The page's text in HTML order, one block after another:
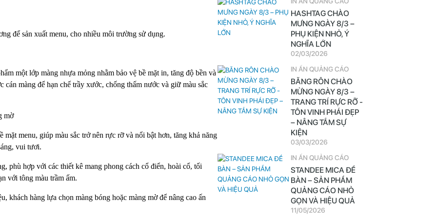
để sản xuất menu, cho nhiều môi trường sử dụng.
một lớp màng nhựa mỏng nhằm bảo vệ bề mặt in, tăng độ bền và
màng để hạn chế trầy xước, chống thấm nước và giữ màu sắc
mờ
menu, giúp màu sắc trở nên rực rỡ và nổi bật hơn, tăng khả năng
vui tươi.
hợp với các thiết kê mang phong cách cổ điển, hoài cổ, tối
với tông màu trầm ấm.
khách hàng lựa chọn màng bóng hoặc màng mờ để nâng cao ấn
HASHTAG CHÀO
MƯNG NGÀY 8/3 –
PHỤ KIỆN NHỎ, Ý
NGHĨA LỚN
02/03/2026
IN ẤN QUẢNG CÁO
BĂNG RÔN CHÀO
MỪNG NGÀY 8/3 –
TRANG TRÍ RỰC RỠ -
TÔN VINH PHÁI ĐẸP
– NÂNG TẦM SỰ
KIỆN
03/03/2026
IN ẤN QUẢNG CÁO
STANDEE MICA ĐỂ
BÀN – SẢN PHẨM
QUẢNG CÁO NHỎ
GỌN VÀ HIỆU QUẢ
11/05/2026